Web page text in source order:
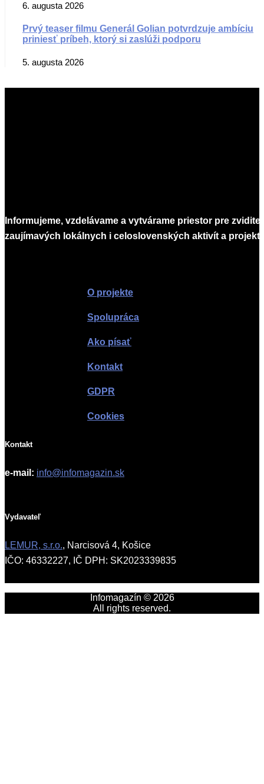
6. augusta 2026
Prvý teaser filmu Generál Golian potvrdzuje ambíciu
priniesť príbeh, ktorý si zaslúži podporu
5. augusta 2026
Informujeme, vzdelávame a vytvárame priestor pre
zaujímavých lokálnych i celoslovenských aktivít a
O projekte
Spolupráca
Ako písať
Kontakt
GDPR
Cookies
Kontakt
e-mail: info@infomagazin.sk
Vydavateľ
LEMUR, s.r.o., Narcisová 4, Košice
IČO: 46332227, IČ DPH: SK2023339835
Infomagazín © 2026
All rights reserved.